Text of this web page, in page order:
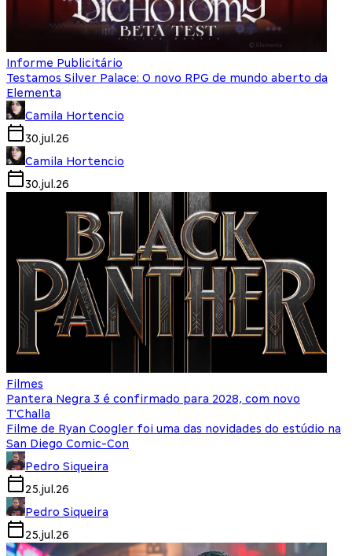
Informe Publicitário
Testamos Silver Palace: O novo RPG de mundo aberto da
Elementa
Camila Hortencio
30.jul.26
Camila Hortencio
30.jul.26
Filmes
Pantera Negra 3 é confirmado para 2028, com novo
T'Challa
Filme de Ryan Coogler foi uma das novidades do estúdio na
San Diego Comic-Con
Pedro Siqueira
25.jul.26
Pedro Siqueira
25.jul.26